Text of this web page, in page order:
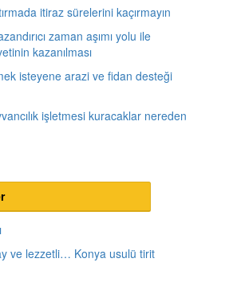
itiraz sürelerini kaçırmayın
zaman aşımı yolu ile
kazanılması
isteyene arazi ve fidan desteği
işletmesi kuracaklar nereden
ve lezzetli… Konya usulü tirit